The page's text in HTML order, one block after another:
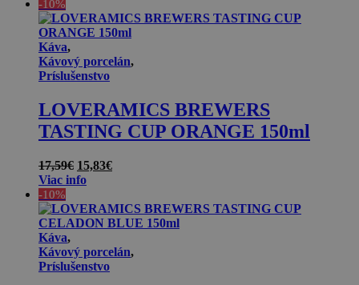
17,59€.15,83€.
-10%
Káva,
Kávový porcelán,
Príslušenstvo
LOVERAMICS BREWERS
TASTING CUP ORANGE 150ml
17,59€ Pôvodná
cena
17,59€.
15,83€Aktuálna
15,83€.
Viac info
-10%
Káva,
Kávový porcelán,
Príslušenstvo